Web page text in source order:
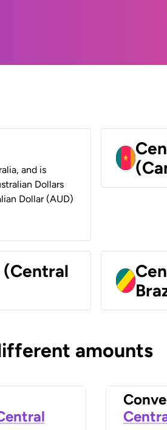
and is
Dollars
Dollar (AUD)
amounts